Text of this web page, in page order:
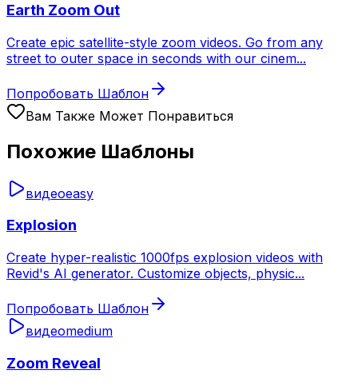
Earth Zoom Out
Create epic satellite-style zoom videos. Go from any
street to outer space in seconds with our cinem...
Попробовать Шаблон
Вам Также Может Понравиться
Похожие Шаблоны
видеоeasy
Explosion
Create hyper-realistic 1000fps explosion videos with
Revid's AI generator. Customize objects, physic...
Попробовать Шаблон
видеоmedium
Zoom Reveal